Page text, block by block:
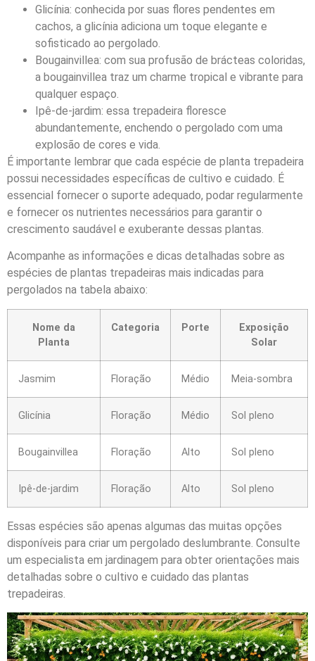
Glicínia: conhecida por suas flores pendentes em
cachos, a glicínia adiciona um toque elegante e
sofisticado ao pergolado.
Bougainvillea: com sua profusão de brácteas coloridas,
a bougainvillea traz um charme tropical e vibrante para
qualquer espaço.
Ipê-de-jardim: essa trepadeira floresce
abundantemente, enchendo o pergolado com uma
explosão de cores e vida.
É importante lembrar que cada espécie de planta trepadeira
possui necessidades específicas de cultivo e cuidado. É
essencial fornecer o suporte adequado, podar regularmente
e fornecer os nutrientes necessários para garantir o
crescimento saudável e exuberante dessas plantas.
Acompanhe as informações e dicas detalhadas sobre as
espécies de plantas trepadeiras mais indicadas para
pergolados na tabela abaixo:
Nome da
Planta
Categoria Porte
Exposição
Solar
Jasmim Floração Médio Meia-sombra
Glicínia Floração Médio Sol pleno
Bougainvillea Floração Alto Sol pleno
Ipê-de-jardim Floração Alto Sol pleno
Essas espécies são apenas algumas das muitas opções
disponíveis para criar um pergolado deslumbrante. Consulte
um especialista em jardinagem para obter orientações mais
detalhadas sobre o cultivo e cuidado das plantas
trepadeiras.